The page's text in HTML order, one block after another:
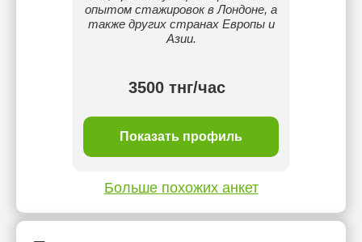
опытом стажировок в Лондоне, а
также других странах Европы и
Азии.
3500 тнг/час
Показать профиль
Больше похожих анкет